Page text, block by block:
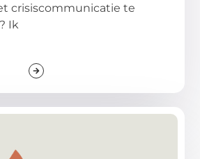
crisiscommunicatie te
Ik